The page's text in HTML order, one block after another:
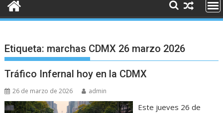
Etiqueta: marchas CDMX 26 marzo 2026
Tráfico Infernal hoy en la CDMX
26 de marzo de 2026 admin
Este jueves 26 de